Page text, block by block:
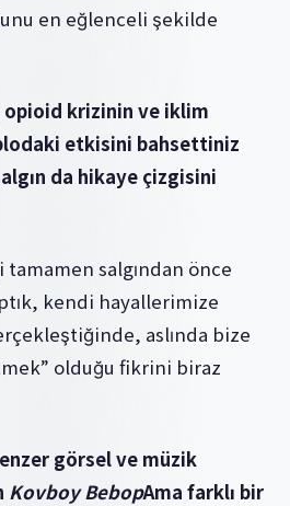
en eğlenceli şekilde
opioid krizinin ve iklim
etkisini bahsettiniz
da hikaye çizgisini
tamamen salgından önce
kendi hayallerimize
aslında bize
olduğu fikrini biraz
görsel ve müzik
Kovboy BebopAma farklı bir